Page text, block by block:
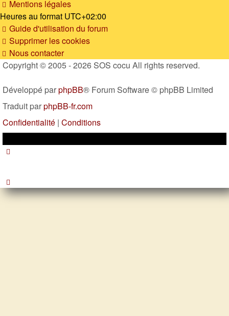
Mentions légales
Heures au format UTC+02:00
Guide d'utilisation du forum
Supprimer les cookies
Nous contacter
Copyright © 2005 - 2026 SOS cocu All rights reserved.
Développé parphpBB® Forum Software © phpBB Limited
Traduit parphpBB-fr.com
Confidentialité | Conditions